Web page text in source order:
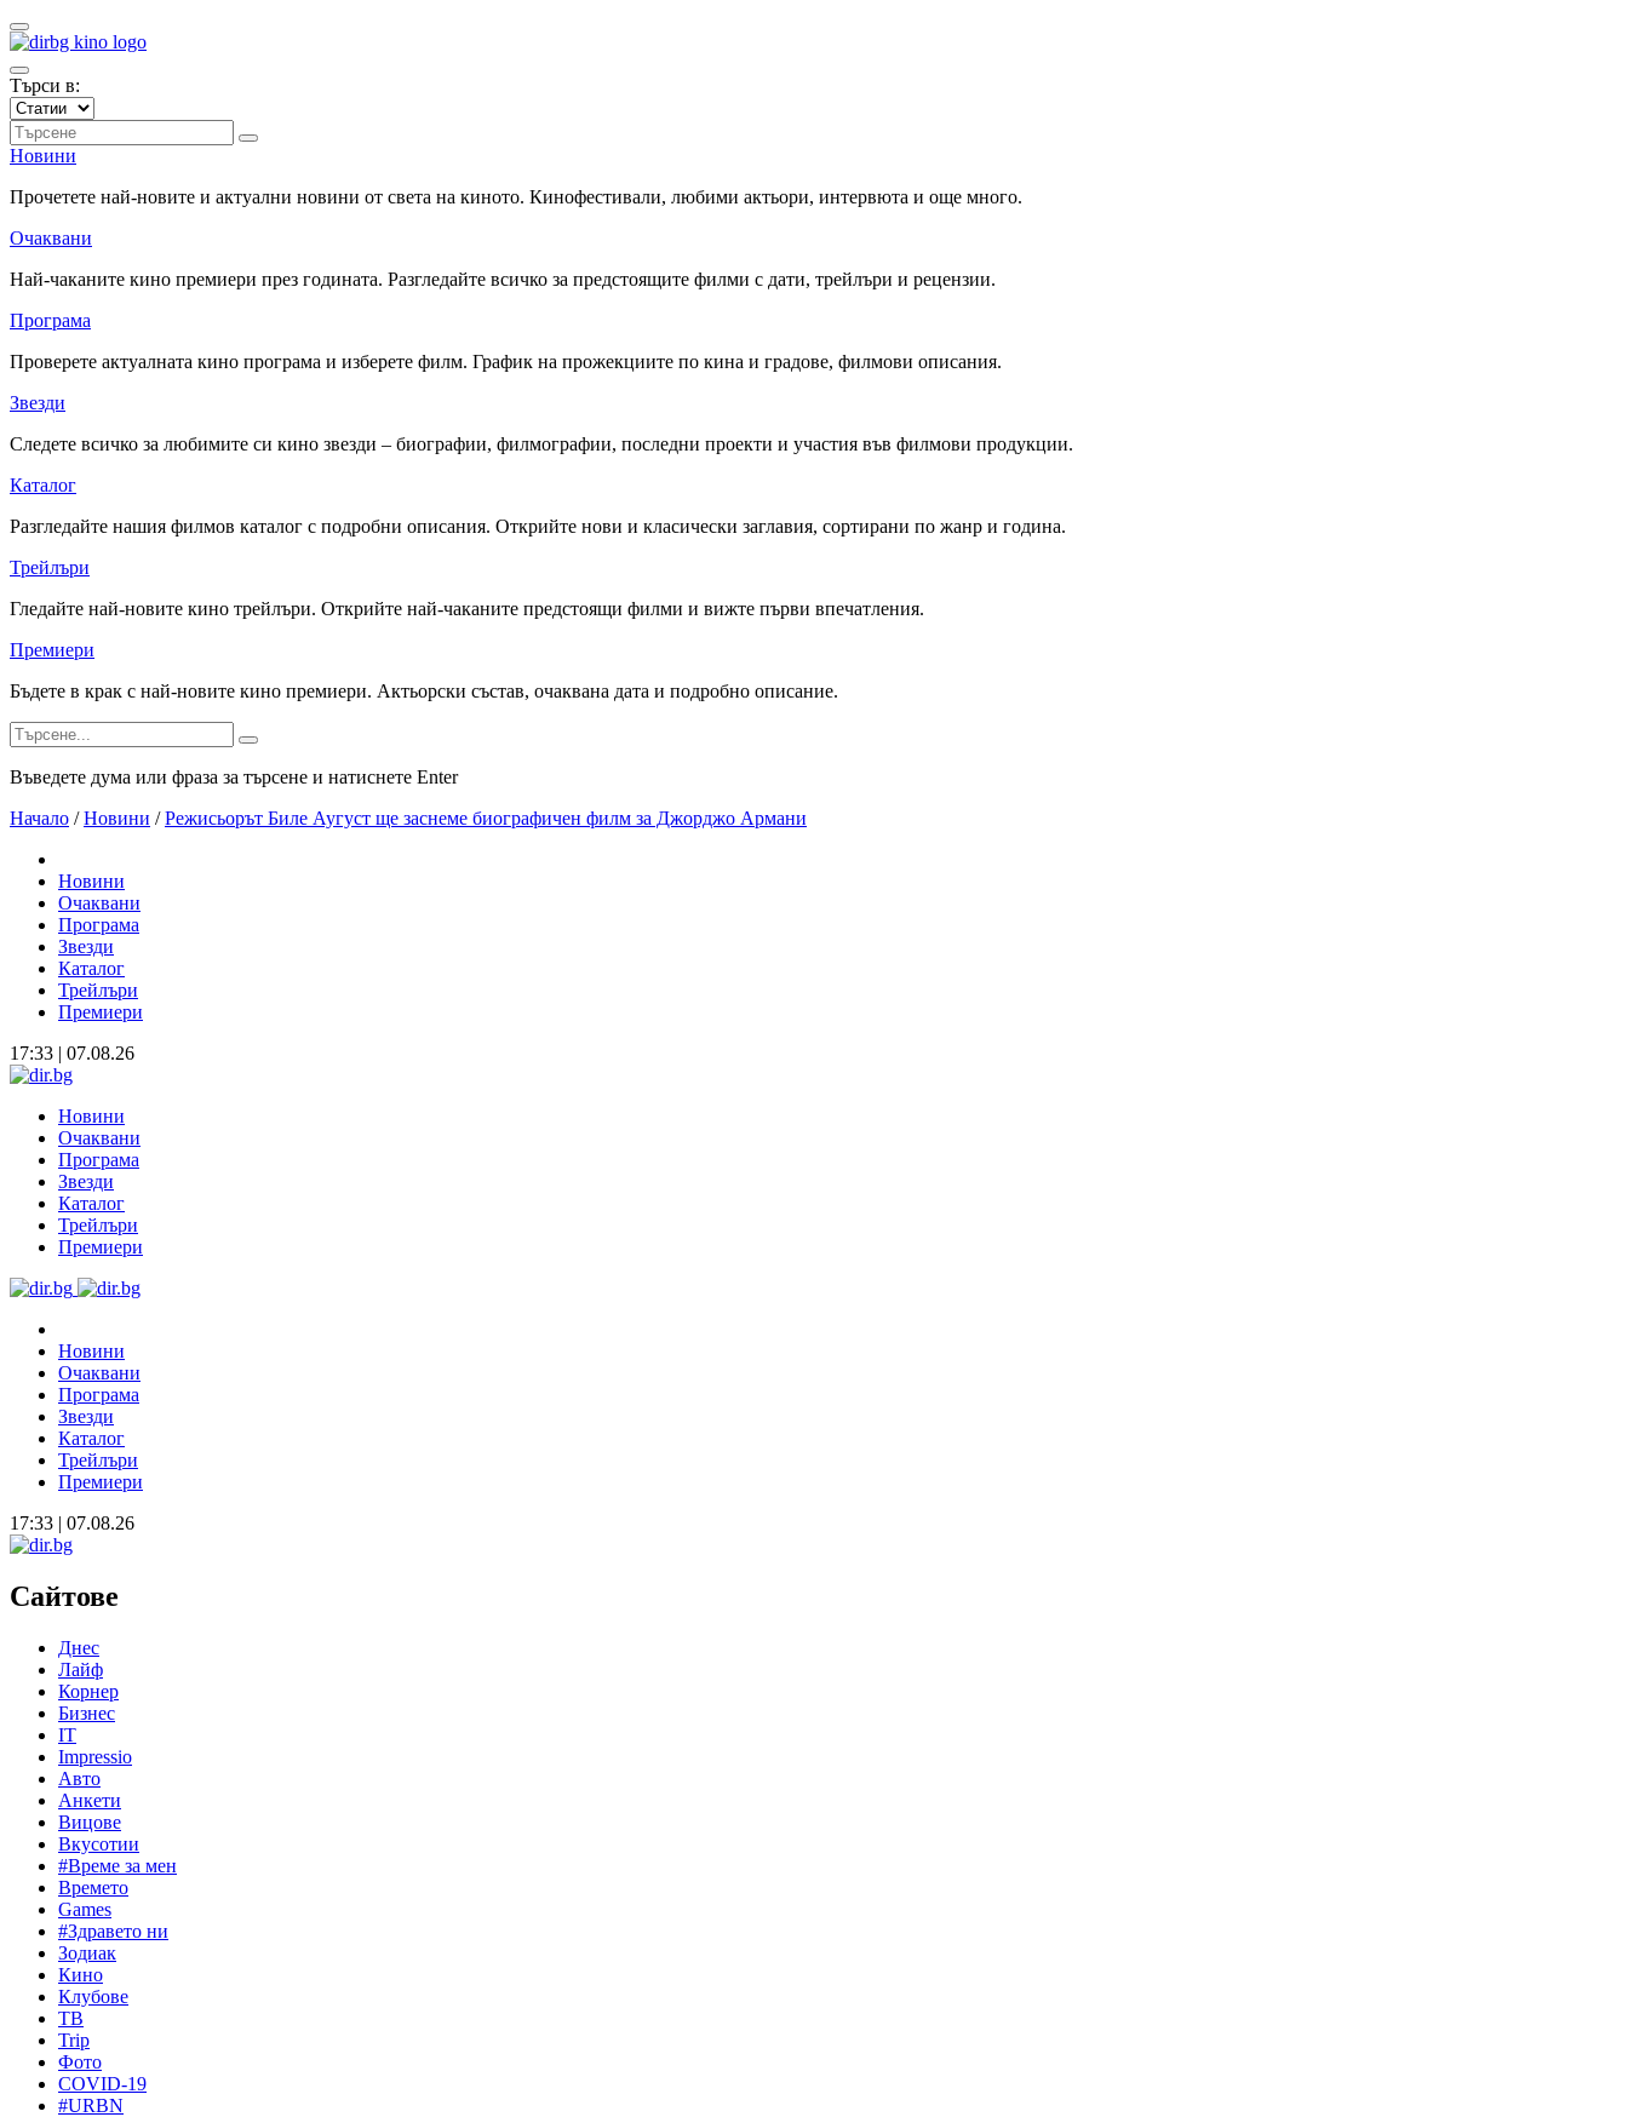
Търси в:
Новини
Прочетете най-новите и актуални новини от света на киното. Кинофестивали, любими актьори, интервюта и още много.
Очаквани
Най-чаканите кино премиери през годината. Разгледайте всичко за предстоящите филми с дати, трейлъри и рецензии.
Програма
Проверете актуалната кино програма и изберете филм. График на прожекциите по кина и градове, филмови описания.
Звезди
Следете всичко за любимите си кино звезди – биографии, филмографии, последни проекти и участия във филмови продукции.
Каталог
Разгледайте нашия филмов каталог с подробни описания. Открийте нови и класически заглавия, сортирани по жанр и година.
Трейлъри
Гледайте най-новите кино трейлъри. Открийте най-чаканите предстоящи филми и вижте първи впечатления.
Премиери
Бъдете в крак с най-новите кино премиери. Актьорски състав, очаквана дата и подробно описание.
Въведете дума или фраза за търсене и натиснете Enter
Начало / Новини / Режисьорът Биле Аугуст ще заснеме биографичен филм за Джорджо Армани
Новини
Очаквани
Програма
Звезди
Каталог
Трейлъри
Премиери
17:33 | 07.08.26
Новини
Очаквани
Програма
Звезди
Каталог
Трейлъри
Премиери
Новини
Очаквани
Програма
Звезди
Каталог
Трейлъри
Премиери
17:33 | 07.08.26
Сайтове
Днес
Лайф
Корнер
Бизнес
IT
Impressio
Авто
Анкети
Вицове
Вкусотии
#Време за мен
Времето
Games
#Здравето ни
Зодиак
Кино
Клубове
ТВ
Trip
Фото
COVID-19
#URBN